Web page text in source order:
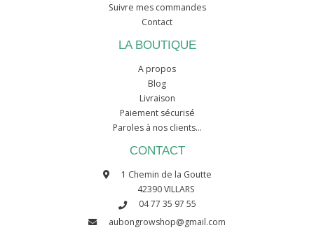
Suivre mes commandes
Contact
LA BOUTIQUE
A propos
Blog
Livraison
Paiement sécurisé
Paroles à nos clients...
CONTACT
1 Chemin de la Goutte
42390 VILLARS
04 77 35 97 55
aubongrowshop@gmail.com